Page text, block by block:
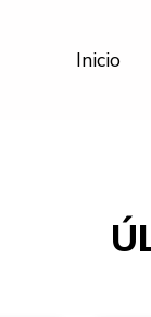
Inicio